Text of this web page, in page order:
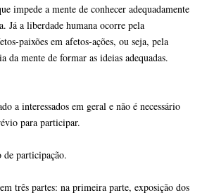
impede a mente de conhecer adequadamente
Já a liberdade humana ocorre pela
paixões em afetos-ações, ou seja, pela
da mente de formar as ideias adequadas.
a interessados em geral e não é necessário
para participar.
participação.
três partes: na primeira parte, exposição dos